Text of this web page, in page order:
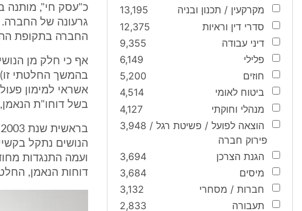
מקרקעין / תכנון ובניה
13,195
סדרי דין וראיות
12,375
דיני עבודה
9,355
פלילי
6,149
חוזים
5,200
ביטוח לאומי
4,514
מנהלי וחוקתי
4,127
הוצאה לפועל / פשיטת רגל /
פירוק חברה
3,948
הגנת הצרכן
3,694
מיסים
3,684
חברות / מסחרי
3,132
תעבורה
2,833
כ"עסק חי", מותנה
גרעונה של החברה.
החברה בתקופת
אף כי חלק מן
בהמשך החלטתי
אשראי למימון
בשל דוחו"ת
הנושים נתקל
דוחות הנאמן,